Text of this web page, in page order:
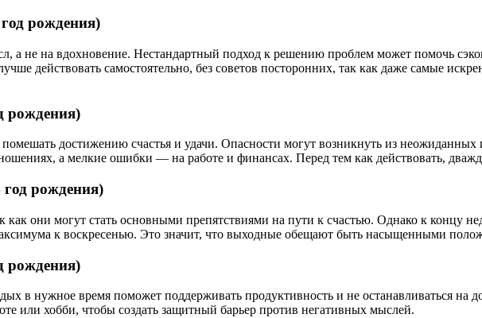
рождения)
а не на вдохновение. Нестандартный подход к решению проблем может помочь
действовать самостоятельно, без советов посторонних, так как даже самые
рождения)
достижению счастья и удачи. Опасности могут возникнуть из неожиданных
а мелкие ошибки — на работе и финансах. Перед тем как действовать,
год рождения)
они могут стать основными препятствиями на пути к счастью. Однако к концу
к воскресенью. Это значит, что выходные обещают быть насыщенными
рождения)
в нужное время поможет поддерживать продуктивность и не останавливаться на
или хобби, чтобы создать защитный барьер против негативных мыслей.